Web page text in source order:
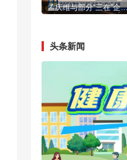
孟庆维与部分“三在”企业
头条新闻